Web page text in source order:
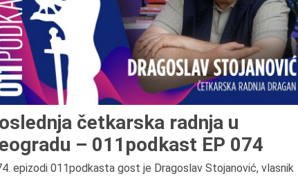
četkarska radnja u
– 011podkast EP 074
epizodi 011podkasta gost je Dragoslav Stojanović, vlasnik